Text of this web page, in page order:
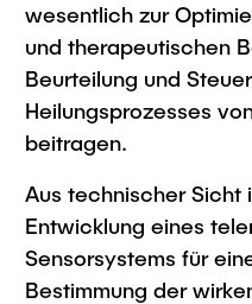
wesentlich zur
und therapeutischen
Beurteilung und
Heilungsprozesses
beitragen.
Aus technischer Sicht
Entwicklung eines
Sensorsystems für
Bestimmung der